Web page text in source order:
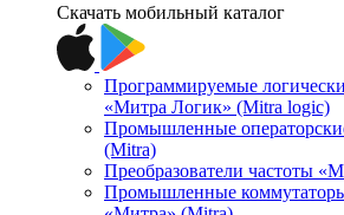
Скачать мобильный каталог
Программируемые
«Митра Логик» (Mitra logic)
Промышленные
(Mitra)
Преобразователи частоты
Промышленные коммутаторы